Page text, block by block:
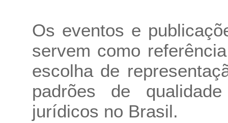
Os eventos e
servem como
escolha de
padrões de
jurídicos no Brasil.